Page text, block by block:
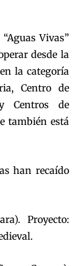
Vivas”
desde la
la categoría
Centro de
Centros de
también está
han recaído
Proyecto: